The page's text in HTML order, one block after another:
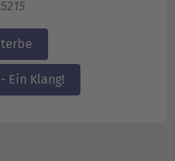
Ein Klang!